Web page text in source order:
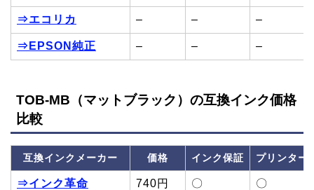
⇒エコリカ – – –
⇒EPSON純正 – – –
TOB-MB（マットブラック）の互換インク価格
比較
互換インクメーカー 価格 インク保証 プリンター
⇒インク革命 740円 〇 〇